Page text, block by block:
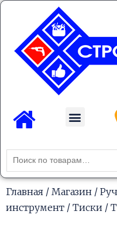
Перейти
содержимому
Menu
Искать:
Главная / Магазин /
инструмент / Тиски /